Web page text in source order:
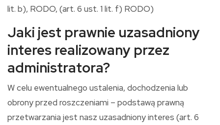
lit. b), RODO, (art. 6 ust. 1 lit. f) RODO)
Jaki jest prawnie uzasadniony
interes realizowany przez
administratora?
W celu ewentualnego ustalenia, dochodzenia lub
obrony przed roszczeniami – podstawą prawną
przetwarzania jest nasz uzasadniony interes (art. 6